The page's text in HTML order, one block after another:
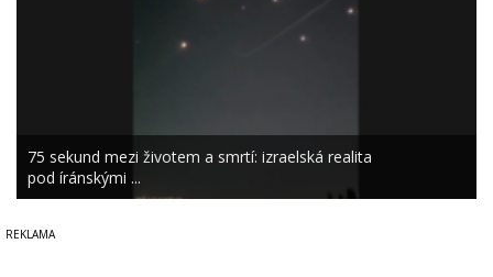
75 sekund mezi životem a smrtí: izraelská realita
pod íránskými ...